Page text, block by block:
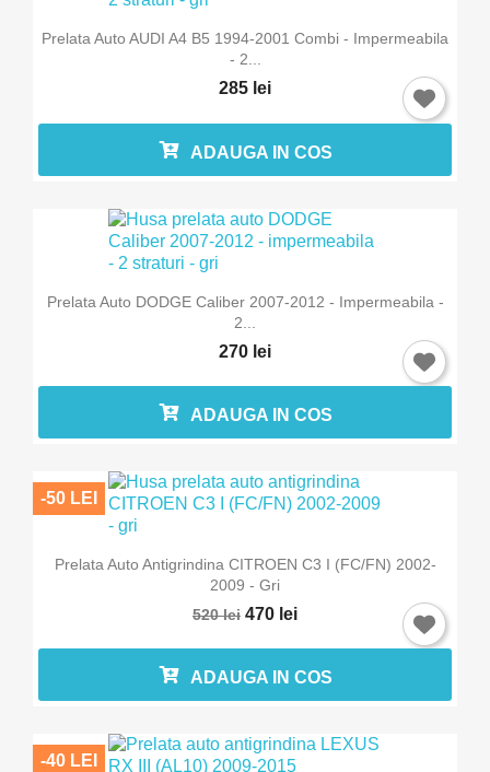
Prelata Auto AUDI A4 B5 1994-2001 Combi - Impermeabila
- 2...
285 lei
ADAUGA IN COS
Prelata Auto DODGE Caliber 2007-2012 - Impermeabila -
2...
270 lei
ADAUGA IN COS
Prelata Auto Antigrindina CITROEN C3 I (FC/FN) 2002-
2009 - Gri
520 lei 470 lei
-50 LEI
ADAUGA IN COS
-40 LEI